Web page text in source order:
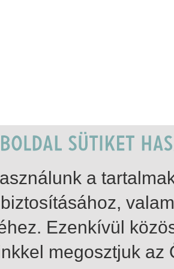
a
Ezenkívül
megosztjuk